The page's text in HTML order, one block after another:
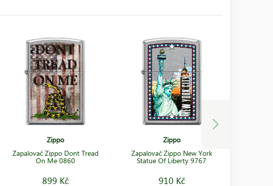
Zippo
Zapalovač Zippo Dont Tread
On Me 0860
899 Kč
Zippo
Zapalovač Zippo New York
Statue Of Liberty 9767
910 Kč